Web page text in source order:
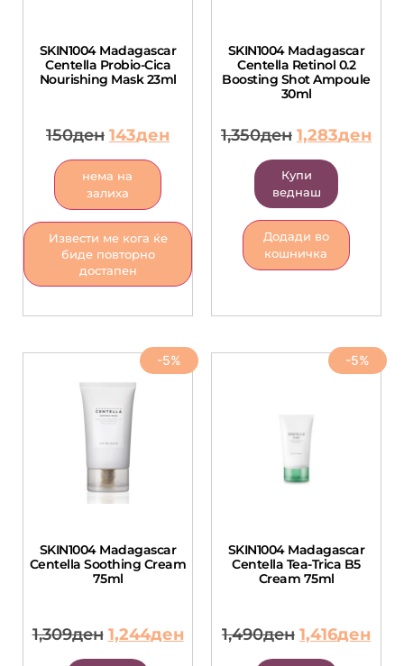
SKIN1004 Madagascar
Centella Probio-Cica
Nourishing Mask 23ml
150ден 143ден
нема на
залиха
Извести ме кога ќе
биде повторно
достапен
SKIN1004 Madagascar
Centella Retinol 0.2
Boosting Shot Ampoule
30ml
1,350ден 1,283ден
Купи
веднаш
Додади во
кошничка
-5%
SKIN1004 Madagascar
Centella Soothing Cream
75ml
1,309ден 1,244ден
-5%
SKIN1004 Madagascar
Centella Tea-Trica B5
Cream 75ml
1,490ден 1,416ден